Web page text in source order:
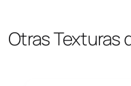
Otras Texturas